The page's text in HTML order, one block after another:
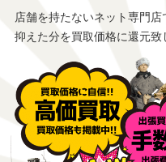
店舗を持たないネット専門店
抑えた分を買取価格に還元致